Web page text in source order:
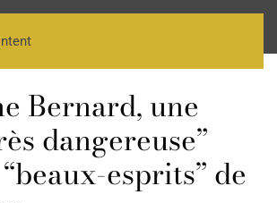
Bernard, une
dangereuse”
esprits” de